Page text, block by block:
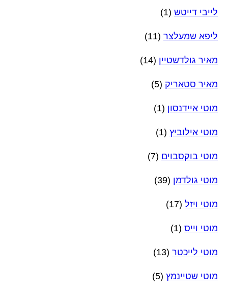
לייבי דייטש (1)
ליפא שמעלצר (11)
מאיר גולדשטיין (14)
מאיר סטאריק (5)
מוטי איידנסון (1)
מוטי אילוביץ (1)
מוטי בוקסבוים (7)
מוטי גולדמן (39)
מוטי ויזל (17)
מוטי וייס (1)
מוטי לייכטר (13)
מוטי שטיינמץ (5)